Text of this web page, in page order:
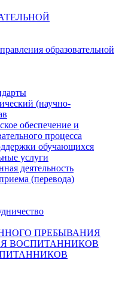
образовательной
(научно-
обеспечение и
процесса
обучающихся
услуги
деятельность
(перевода)
ПРЕБЫВАНИЯ
ВОСПИТАННИКОВ